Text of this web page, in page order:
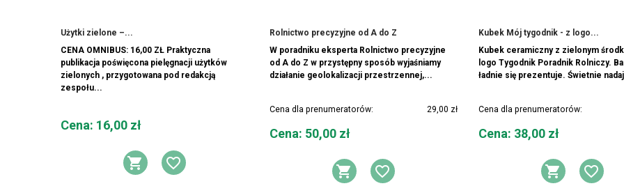
Użytki zielone –...
CENA OMNIBUS: 16,00 ZŁ Praktyczna
publikacja poświęcona pielęgnacji użytków
zielonych , przygotowana pod redakcją
zespołu...
Cena
Cena: 16,00 zł
DODAJ DO KOSZYKA
DODAJ DO LISTY ŻYCZEŃ
Rolnictwo precyzyjne od A do Z
W poradniku eksperta Rolnictwo precyzyjne
od A do Z w przystępny sposób wyjaśniamy
działanie geolokalizacji przestrzennej,...
Cena dla prenumeratorów: 29,00 zł
Cena
Cena: 50,00 zł
Kubek Mój tygodnik - z logo...
Kubek ceramiczny z zielonym
logo Tygodnik Poradnik Rolniczy.
ładnie się prezentuje. Świetnie
Cena dla prenumeratorów:
Cena
Cena: 38,00 zł